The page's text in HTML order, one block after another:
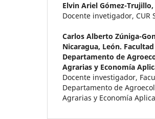
Elvin Ariel Gómez-Trujillo,
Docente invetigador, CUR
Carlos Alberto Zúniga-
Nicaragua, León.
Departamento de
Agrarias y Economía
Docente investigador,
Departamento de
Agrarias y Economía